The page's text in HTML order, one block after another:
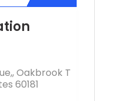
Oakbrook T
60181